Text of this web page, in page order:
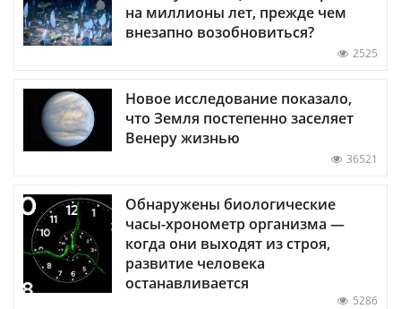
на миллионы лет, прежде чем
внезапно возобновиться?
2525
Новое исследование показало,
что Земля постепенно заселяет
Венеру жизнью
36521
Обнаружены биологические
часы-хронометр организма —
когда они выходят из строя,
развитие человека
останавливается
5286